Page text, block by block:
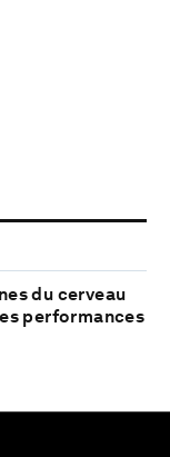
du cerveau
performances